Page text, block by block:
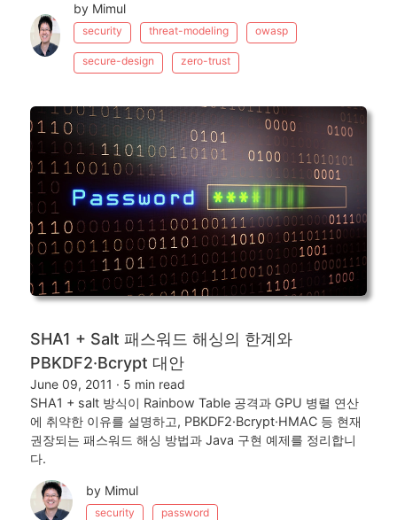
by Mimul
security threat-modeling owasp
secure-design zero-trust
SHA1 + Salt 패스워드 해싱의 한계와
PBKDF2·Bcrypt 대안
June 09, 2011 · 5 min read
SHA1 + salt 방식이 Rainbow Table 공격과 GPU 병렬 연산
에 취약한 이유를 설명하고, PBKDF2·Bcrypt·HMAC 등 현재
권장되는 패스워드 해싱 방법과 Java 구현 예제를 정리합니
다.
by Mimul
security password